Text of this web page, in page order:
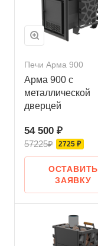
Печи Арма 900
Арма 900 с
металлической
дверцей
54 500 ₽
57225₽ 2725 ₽
ОСТАВИТЬ
ЗАЯВКУ